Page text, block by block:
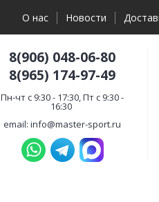
О нас Новости
8(906) 048-06-80
8(965) 174-97-49
Пн-чт с 9:30 - 17:30, Пт с 9:30 -
16:30
email: info@master-sport.ru